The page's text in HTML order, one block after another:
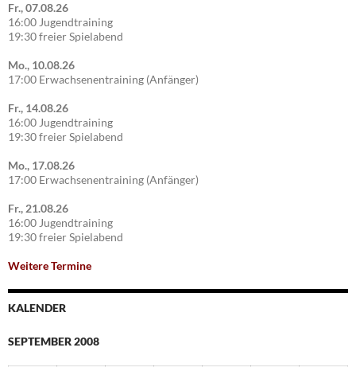
Fr., 07.08.26
16:00 Jugendtraining
19:30 freier Spielabend
Mo., 10.08.26
17:00 Erwachsenentraining (Anfänger)
Fr., 14.08.26
16:00 Jugendtraining
19:30 freier Spielabend
Mo., 17.08.26
17:00 Erwachsenentraining (Anfänger)
Fr., 21.08.26
16:00 Jugendtraining
19:30 freier Spielabend
Weitere Termine
KALENDER
SEPTEMBER 2008